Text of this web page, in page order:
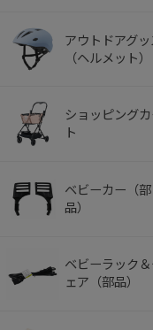
アウトドアグッ
（ヘルメット）
ショッピング
ト
ベビーカー（部
品）
ベビーラック＆
ェア（部品）